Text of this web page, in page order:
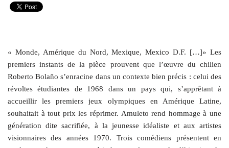
« Monde, Amérique du Nord, Mexique, Mexico D.F. […]» Les
premiers instants de la pièce prouvent que l’œuvre du chilien
Roberto Bolaño s’enracine dans un contexte bien précis : celui des
révoltes étudiantes de 1968 dans un pays qui, s’apprêtant à
accueillir les premiers jeux olympiques en Amérique Latine,
souhaitait à tout prix les réprimer. Amuleto rend hommage à une
génération dite sacrifiée, à la jeunesse idéaliste et aux artistes
visionnaires des années 1970. Trois comédiens présentent en